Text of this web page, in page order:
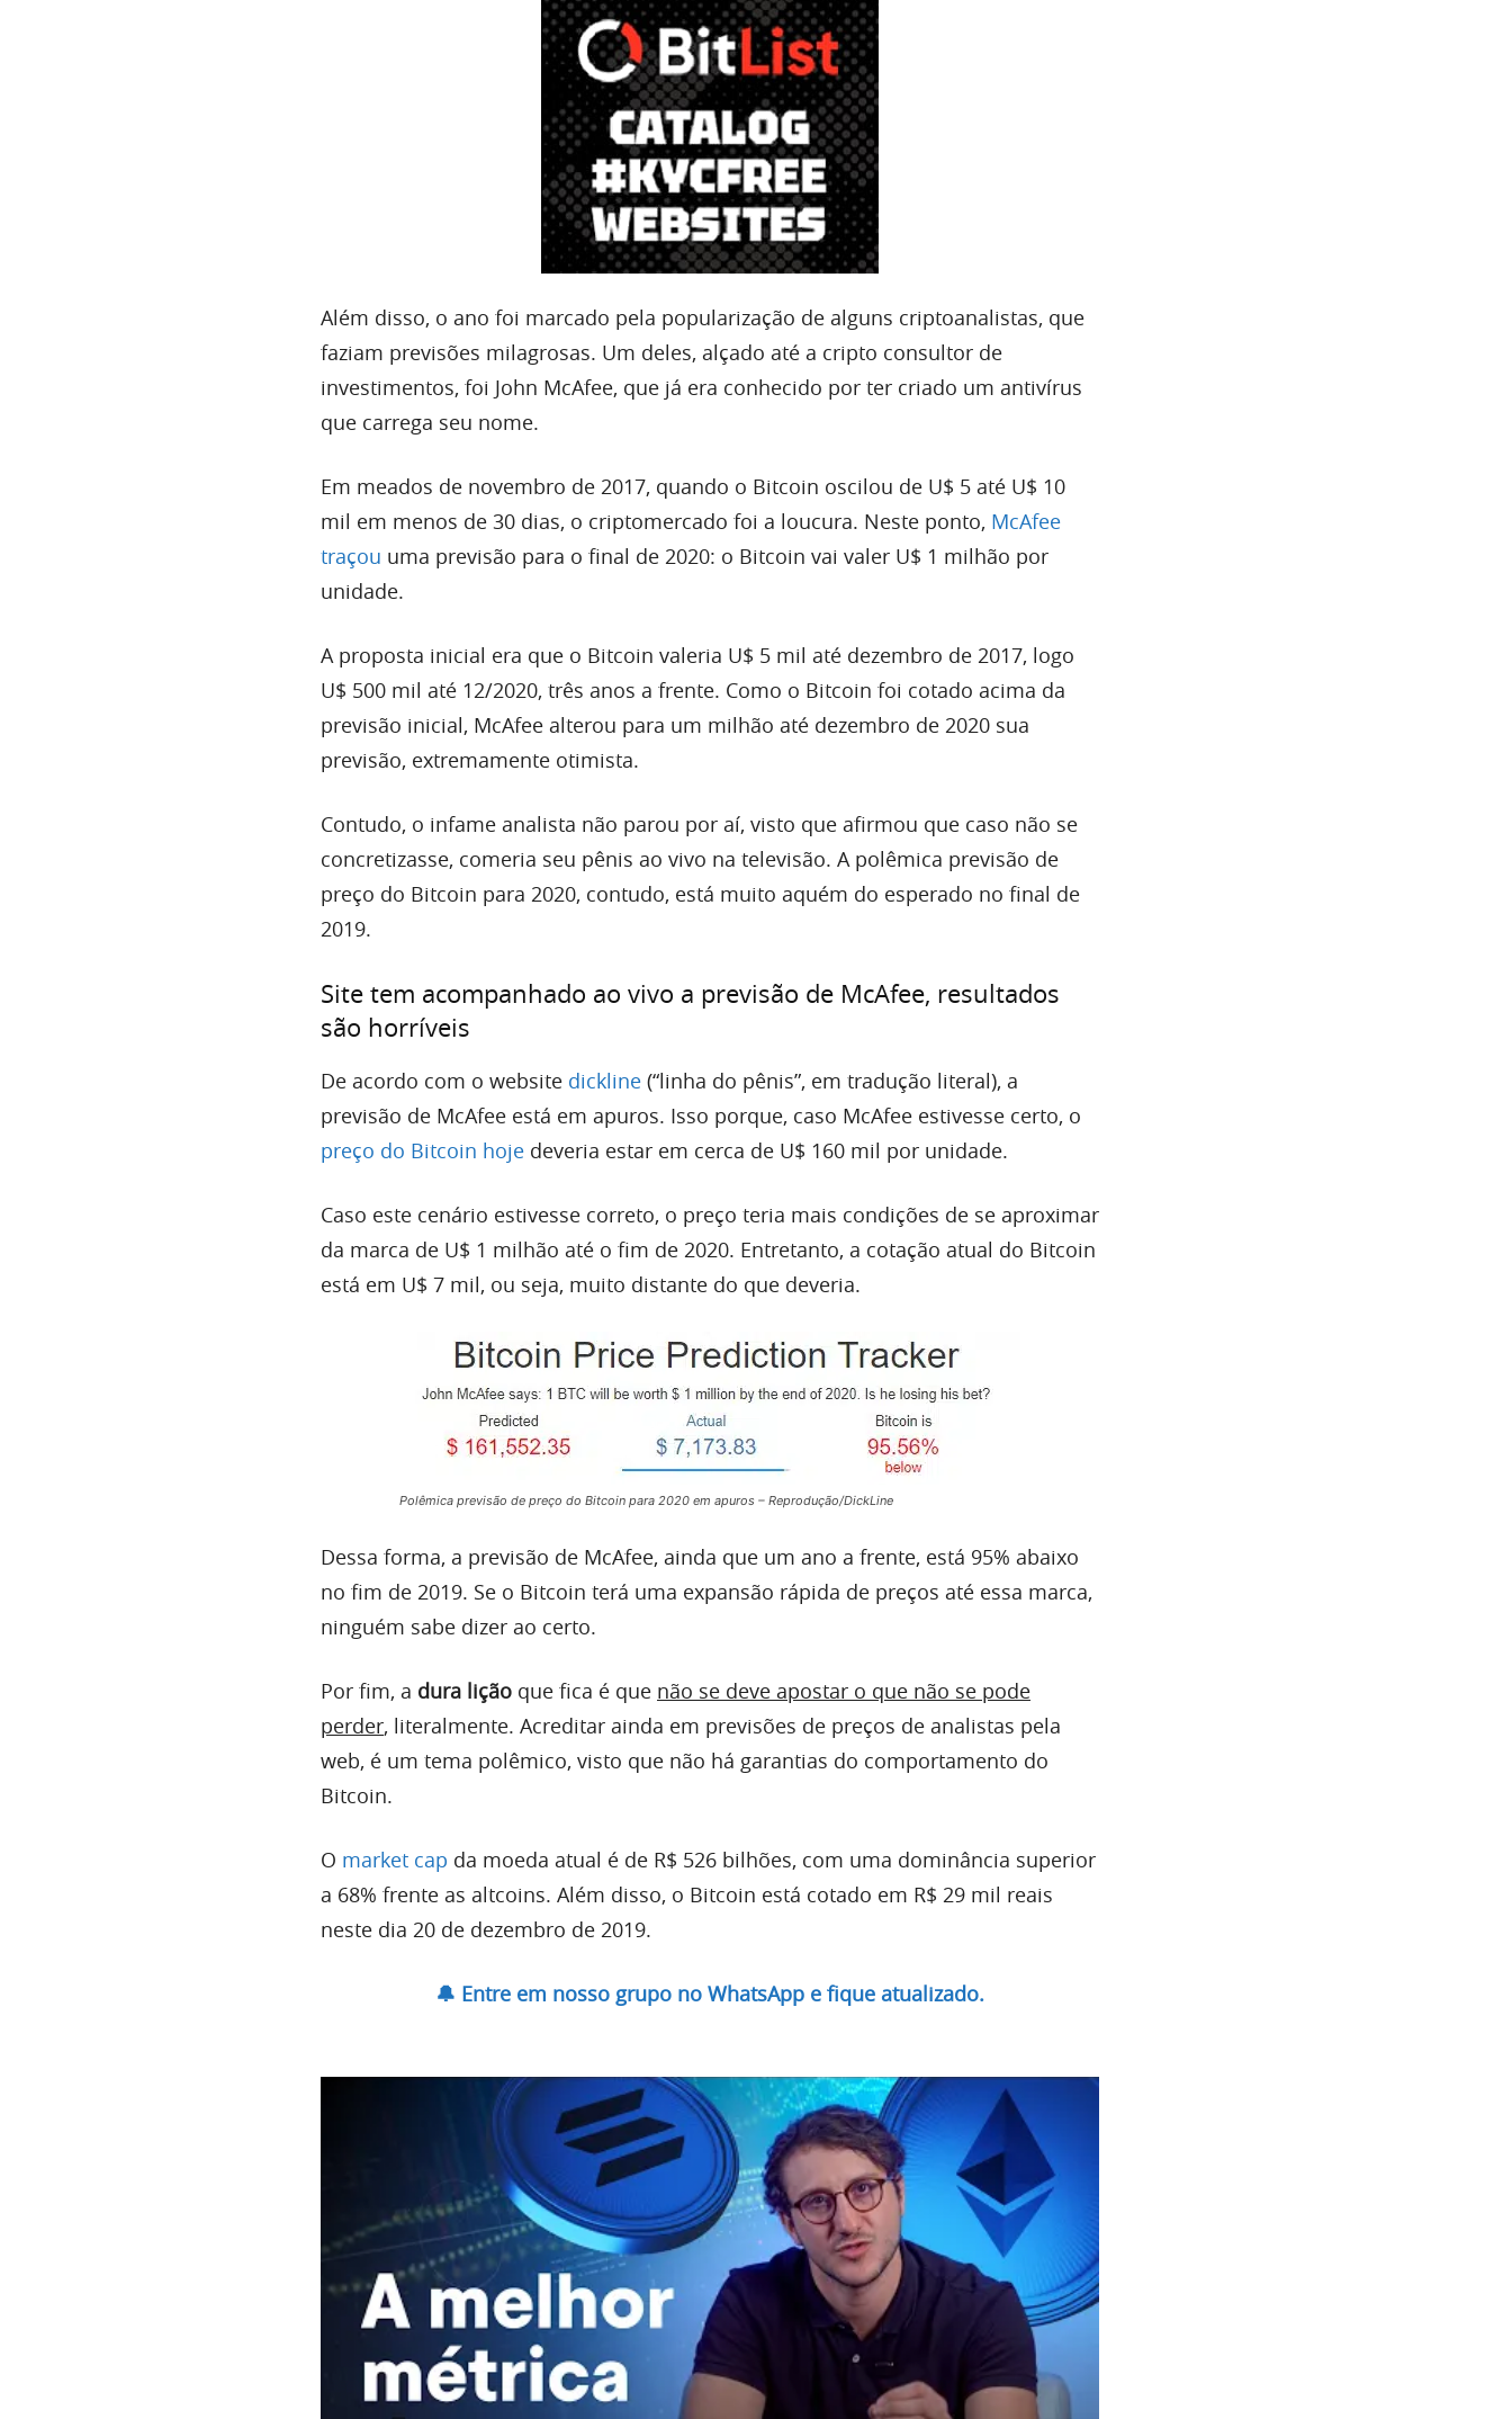
Além disso, o ano foi marcado pela popularização de alguns criptoanalistas, que
faziam previsões milagrosas. Um deles, alçado até a cripto consultor de
investimentos, foi John McAfee, que já era conhecido por ter criado um antivírus
que carrega seu nome.
Em meados de novembro de 2017, quando o Bitcoin oscilou de U$ 5 até U$ 10
mil em menos de 30 dias, o criptomercado foi a loucura. Neste ponto, McAfee
traçou uma previsão para o final de 2020: o Bitcoin vai valer U$ 1 milhão por
unidade.
A proposta inicial era que o Bitcoin valeria U$ 5 mil até dezembro de 2017, logo
U$ 500 mil até 12/2020, três anos a frente. Como o Bitcoin foi cotado acima da
previsão inicial, McAfee alterou para um milhão até dezembro de 2020 sua
previsão, extremamente otimista.
Contudo, o infame analista não parou por aí, visto que afirmou que caso não se
concretizasse, comeria seu pênis ao vivo na televisão. A polêmica previsão de
preço do Bitcoin para 2020, contudo, está muito aquém do esperado no final de
2019.
Site tem acompanhado ao vivo a previsão de McAfee, resultados
são horríveis
De acordo com o website dickline (“linha do pênis”, em tradução literal), a
previsão de McAfee está em apuros. Isso porque, caso McAfee estivesse certo, o
preço do Bitcoin hoje deveria estar em cerca de U$ 160 mil por unidade.
Caso este cenário estivesse correto, o preço teria mais condições de se aproximar
da marca de U$ 1 milhão até o fim de 2020. Entretanto, a cotação atual do Bitcoin
está em U$ 7 mil, ou seja, muito distante do que deveria.
Polêmica previsão de preço do Bitcoin para 2020 em apuros – Reprodução/DickLine
Dessa forma, a previsão de McAfee, ainda que um ano a frente, está 95% abaixo
no fim de 2019. Se o Bitcoin terá uma expansão rápida de preços até essa marca,
ninguém sabe dizer ao certo.
Por fim, a dura lição que fica é que não se deve apostar o que não se pode
perder, literalmente. Acreditar ainda em previsões de preços de analistas pela
web, é um tema polêmico, visto que não há garantias do comportamento do
Bitcoin.
O market cap da moeda atual é de R$ 526 bilhões, com uma dominância superior
a 68% frente as altcoins. Além disso, o Bitcoin está cotado em R$ 29 mil reais
neste dia 20 de dezembro de 2019.
🔔 Entre em nosso grupo no WhatsApp e fique atualizado.